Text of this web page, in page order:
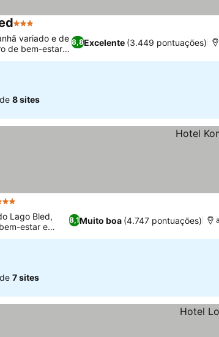
3 Estrelas
8,8Excelente (3.449 pontuações)
variado e de
de bem-estar
8 sites
8,1Muito boa (4.747 pontuações)
Lago Bled,
estar e
7 sites